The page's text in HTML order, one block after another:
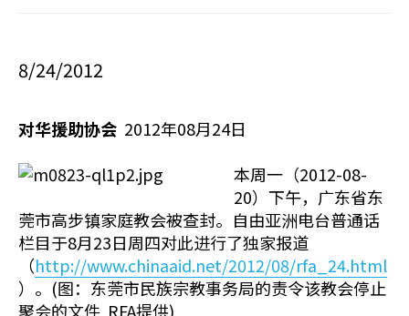
8/24/2012
对华援助协会 2012年08月24日
本周一（2012-08-
20）下午，广东省东
莞市高步镇家庭教会被查封。自由亚洲电台普通话
栏目于8月23日周四对此进行了独家报道
（http://www.chinaaid.net/2012/08/rfa_24.html
）。(图：东莞市民族宗教事务局的责令该教会停止
聚会的文件 RFA提供)